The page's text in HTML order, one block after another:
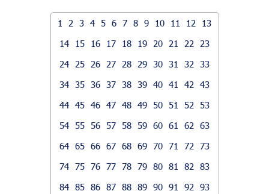
1 2 3 4 5 6 7 8 9 10 11 12
13
14
15 16 17 18 19 20 21 22
23
24
25 26 27 28 29 30 31 32
33
34 35 36 37 38 39 40 41 42
43
44 45 46 47 48 49 50 51 52
53
54 55 56 57 58 59 60 61 62
63
64 65 66 67 68 69 70 71 72
73
74 75 76 77 78 79 80 81 82
83
84 85 86 87 88 89 90 91 92
93